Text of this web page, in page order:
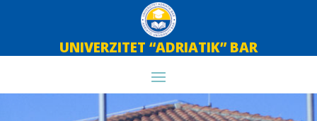
UNIVERZITET “ADRIATIK” BAR